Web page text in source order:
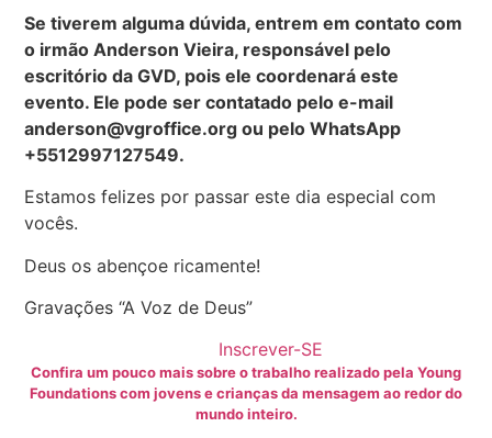
Se tiverem alguma dúvida, entrem em contato com
o irmão Anderson Vieira, responsável pelo
escritório da GVD, pois ele coordenará este
evento. Ele pode ser contatado pelo e-mail
anderson@vgroffice.org ou pelo WhatsApp
+5512997127549.
Estamos felizes por passar este dia especial com
vocês.
Deus os abençoe ricamente!
Gravações “A Voz de Deus”
Inscrever-SE
Confira um pouco mais sobre o trabalho realizado pela Young
Foundations com jovens e crianças da mensagem ao redor do
mundo inteiro.